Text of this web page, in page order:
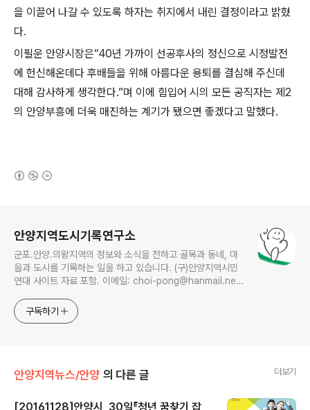
을 이끌어 나갈 수 있도록 하자는 취지에서 내린 결정이라고 밝혔
다.
이필운 안양시장은“40년 가까이 선공후사의 정신으로 시정발전
에 헌신해온데다 후배들을 위해 아름다운 용퇴를 결심해 주신데
대해 감사하게 생각한다.”며 이에 힘입어 시의 모든 공직자는 제2
의 안양부흥에 더욱 매진하는 계기가 됐으면 좋겠다고 말했다.
안양지역도시기록연구소
군포.안양.의왕지역의 정보와 소식을 전하고 골목과 동네, 마
을과 도시를 기록하는 일을 하고 있습니다. (구)안양지역시민
연대 사이트 자료 포함. 이메일: choi-pong@hanmail.net
구독하기
안양지역뉴스/안양 의 다른 글 더보기
[20161128]안양시, 30일『청년 꿈찾기 잡